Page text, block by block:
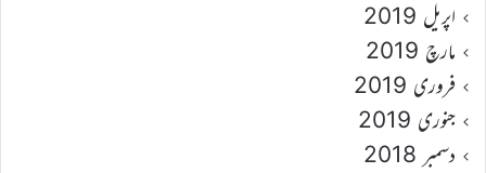
اپریل 2019
مارچ 2019
فروری 2019
جنوری 2019
دسمبر 2018